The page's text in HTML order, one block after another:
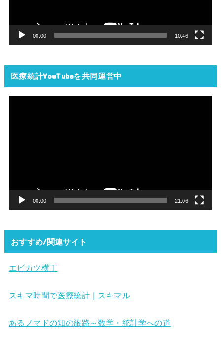
00:00 10:46
医療統計YouTubeを共同運営中
00:00 21:06
おすすめ/関連サイト
エビカツ横丁
スキマ時間で医療統計｜スキマル
あるノマドの知の旅路～数学・統計学への道